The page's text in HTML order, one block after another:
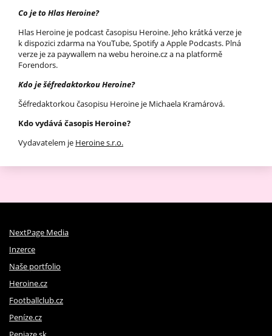
Co je to Hlas Heroine?
Hlas Heroine je podcast časopisu Heroine. Jeho krátká verze je
k dispozici zdarma na YouTube, Spotify a Apple Podcasts. Plná
verze je za paywallem na webu heroine.cz a na platformě
Forendors.
Kdo je šéfredaktorkou Heroine?
Šéfredaktorkou časopisu Heroine je Michaela Kramárová.
Kdo vydává časopis Heroine?
Vydavatelem je Heroine s.r.o.
NextPage Media
Inzerce
Naše portfolio
Heroine.cz
Footballclub.cz
Peníze.cz